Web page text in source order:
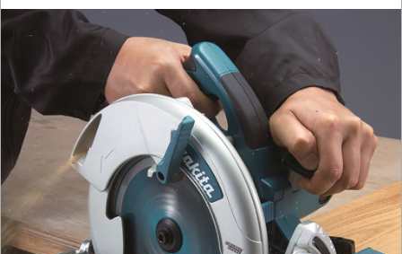
AGREGATY
PRĄDOWE
ODZIEŻ
ROBOCZA
I
BHP
SPRZĘT
AGD